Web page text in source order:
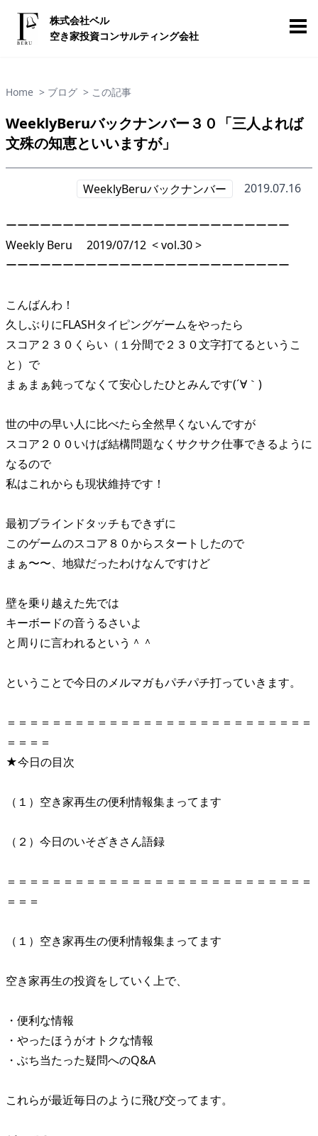
株式会社ベル
空き家投資コンサルティング会社
Home > ブログ > この記事
WeeklyBeruバックナンバー３０「三人よれば
文殊の知恵といいますが」
WeeklyBeruバックナンバー 2019.07.16
ーーーーーーーーーーーーーーーーーーーーーーーーー
Weekly Beru 2019/07/12 < vol.30 >
ーーーーーーーーーーーーーーーーーーーーーーーーー
こんばんわ！
久しぶりにFLASHタイピングゲームをやったら
スコア２３０くらい（１分間で２３０文字打てるというこ
と）で
まぁまぁ鈍ってなくて安心したひとみんです(´∀｀)
世の中の早い人に比べたら全然早くないんですが
スコア２００いけば結構問題なくサクサク仕事できるように
なるので
私はこれからも現状維持です！
最初ブラインドタッチもできずに
このゲームのスコア８０からスタートしたので
まぁ〜〜、地獄だったわけなんですけど
壁を乗り越えた先では
キーボードの音うるさいよ
と周りに言われるという＾＾
ということで今日のメルマガもパチパチ打っていきます。
＝＝＝＝＝＝＝＝＝＝＝＝＝＝＝＝＝＝＝＝＝＝＝＝＝＝＝
＝＝＝＝
★今日の目次
（１）空き家再生の便利情報集まってます
（２）今日のいそざきさん語録
＝＝＝＝＝＝＝＝＝＝＝＝＝＝＝＝＝＝＝＝＝＝＝＝＝＝＝
＝＝＝
（１）空き家再生の便利情報集まってます
空き家再生の投資をしていく上で、
・便利な情報
・やったほうがオトクな情報
・ぶち当たった疑問へのQ&A
これらが最近毎日のように飛び交ってます。